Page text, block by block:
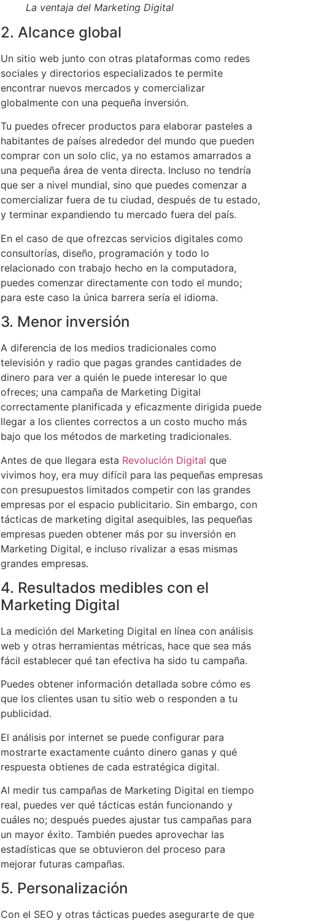
La ventaja del Marketing Digital
2. Alcance global
Un sitio web junto con otras plataformas como redes
sociales y directorios especializados te permite
encontrar nuevos mercados y comercializar
globalmente con una pequeña inversión.
Tu puedes ofrecer productos para elaborar pasteles a
habitantes de países alrededor del mundo que pueden
comprar con un solo clic, ya no estamos amarrados a
una pequeña área de venta directa. Incluso no tendría
que ser a nivel mundial, sino que puedes comenzar a
comercializar fuera de tu ciudad, después de tu estado,
y terminar expandiendo tu mercado fuera del país.
En el caso de que ofrezcas servicios digitales como
consultorías, diseño, programación y todo lo
relacionado con trabajo hecho en la computadora,
puedes comenzar directamente con todo el mundo;
para este caso la única barrera sería el idioma.
3. Menor inversión
A diferencia de los medios tradicionales como
televisión y radio que pagas grandes cantidades de
dinero para ver a quién le puede interesar lo que
ofreces; una campaña de Marketing Digital
correctamente planificada y eficazmente dirigida puede
llegar a los clientes correctos a un costo mucho más
bajo que los métodos de marketing tradicionales.
Antes de que llegara esta Revolución Digital que
vivimos hoy, era muy difícil para las pequeñas empresas
con presupuestos limitados competir con las grandes
empresas por el espacio publicitario. Sin embargo, con
tácticas de marketing digital asequibles, las pequeñas
empresas pueden obtener más por su inversión en
Marketing Digital, e incluso rivalizar a esas mismas
grandes empresas.
4. Resultados medibles con el
Marketing Digital
La medición del Marketing Digital en línea con análisis
web y otras herramientas métricas, hace que sea más
fácil establecer qué tan efectiva ha sido tu campaña.
Puedes obtener información detallada sobre cómo es
que los clientes usan tu sitio web o responden a tu
publicidad.
El análisis por internet se puede configurar para
mostrarte exactamente cuánto dinero ganas y qué
respuesta obtienes de cada estratégica digital.
Al medir tus campañas de Marketing Digital en tiempo
real, puedes ver qué tácticas están funcionando y
cuáles no; después puedes ajustar tus campañas para
un mayor éxito. También puedes aprovechar las
estadísticas que se obtuvieron del proceso para
mejorar futuras campañas.
5. Personalización
Con el SEO y otras tácticas puedes asegurarte de que